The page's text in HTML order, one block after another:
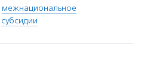
межнациональное
субсидии